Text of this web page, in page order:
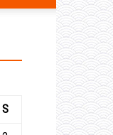
S